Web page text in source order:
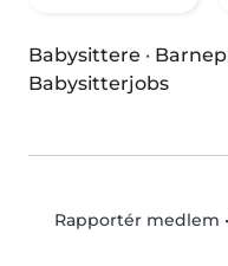
Babysittere ·
Babysitterjobs
Rapportér medlem •